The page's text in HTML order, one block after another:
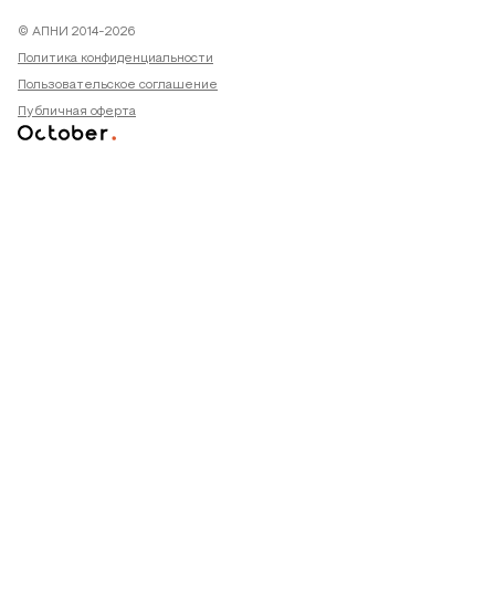
© АПНИ 2014-2026
Политика конфиденциальности
Пользовательское соглашение
Публичная оферта